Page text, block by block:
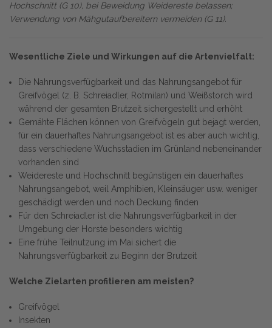
Hochschnitt (G 10), bei Beweidung Weidereste belassen;
Verwendung von Mähgutaufbereitern vermeiden (G 11).
Wesentliche Ziele und Wirkungen auf die Artenvielfalt:
Die Nahrungsverfügbarkeit und das Nahrungsangebot für
Greifvögel (z. B. Schreiadler, Rotmilan) und Weißstorch wird
während der gesamten Brutzeit sichergestellt und erhöht
Gemähte Flächen können von Greifvögeln gut bejagt werden,
für ein dauerhaftes Nahrungsangebot ist es aber auch wichtig,
dass verschiedene Wuchsstadien im Grünland nebeneinander
vorhanden sind
Weidereste und Hochschnitt begünstigen ein dauerhaftes
Nahrungsangebot, weil Amphibien, Kleinsäuger usw. weniger
geschädigt werden und noch Deckung finden
Für den Schreiadler ist die Nahrungsverfügbarkeit in der
Umgebung der Horste besonders wichtig
Eine frühe Teilnutzung im Mai sichert die
Nahrungsverfügbarkeit zu Beginn der Brutzeit
Welche Zielarten profitieren am meisten?
Greifvögel
Insekten